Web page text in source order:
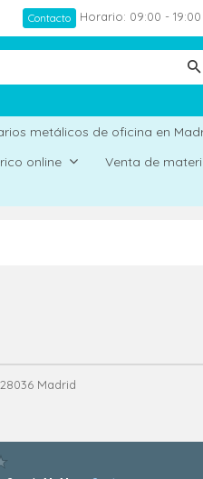
Contacto Horario: 09:00 - 19:00
metálicos de oficina en
online
Venta de
Madrid